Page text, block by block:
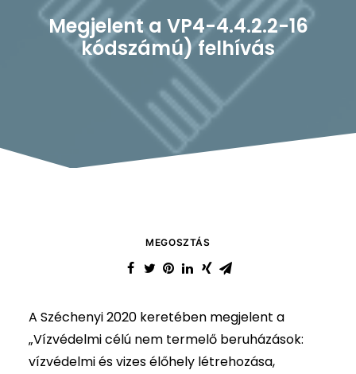
Kapcsolat
Keresés
Megjelent a VP4-4.4.2.2-16
kódszámú) felhívás
MEGOSZTÁS
A Széchenyi 2020 keretében megjelent a
„Vízvédelmi célú nem termelő beruházások:
vízvédelmi és vizes élőhely létrehozása,